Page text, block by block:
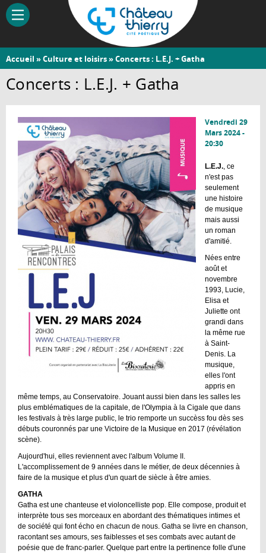
Aller
contenu
Château-
Thierry
Vous
êtes
ici
Accueil »Culture et loisirs» Concerts : L.E.J. + Gatha
Concerts : L.E.J. + Gatha
Vendredi 29
Mars 2024 -
20:30
L.E.J. , ce
n'est pas
seulement
une histoire
de musique
mais aussi
un roman
d'amitié.
Nées entre
août et
novembre
1993, Lucie,
Elisa et
Juliette ont
grandi dans
la même rue
à Saint-
Denis. La
musique,
elles l'ont
appris en
même temps, au Conservatoire. Jouant aussi bien dans les salles les
plus emblématiques de la capitale, de l'Olympia à la Cigale que dans
les festivals à très large public, le trio remporte un succèss fou dès ses
débuts couronnés par une Victoire de la Musique en 2017 (révélation
scène).
Aujourd'hui, elles reviennent avec l'album Volume II.
L'accomplissement de 9 années dans le métier, de deux décennies à
faire de la musique et plus d'un quart de siècle à être amies.
GATHA
Gatha est une chanteuse et violoncelliste pop. Elle compose, produit et
interprète tous ses morceaux en abordant des thématiques intimes et
de société qui font écho en chacun de nous. Gatha se livre en chanson,
racontant ses amours, ses faiblesses et ses combats avec autant de
poésie que de franc-parler. Quelque part entre la pertinence folle d'une